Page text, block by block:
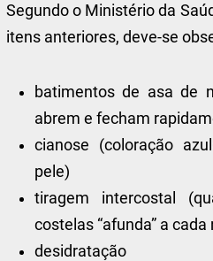
Segundo o Ministério da
itens anteriores, deve-se
batimentos de asa de
abrem e fecham
cianose (coloração
pele)
tiragem intercostal
costelas “afunda” a
desidratação